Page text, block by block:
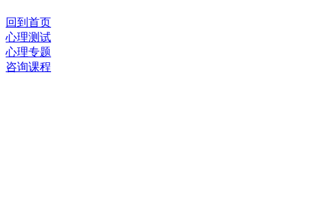
回到首页
心理测试
心理专题
咨询课程